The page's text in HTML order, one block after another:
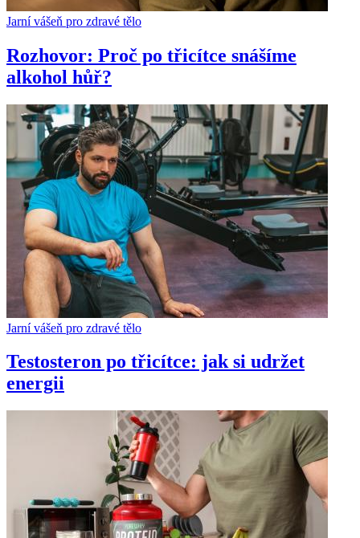
Jarní vášeň pro zdravé tělo
Rozhovor: Proč po třicítce snášíme
alkohol hůř?
Jarní vášeň pro zdravé tělo
Testosteron po třicítce: jak si udržet
energii